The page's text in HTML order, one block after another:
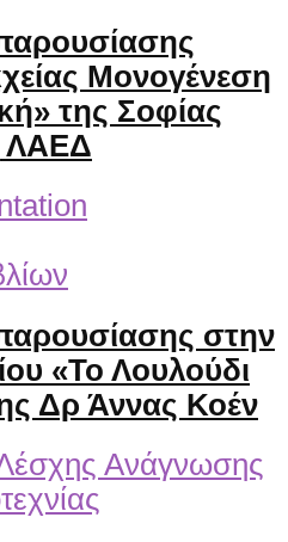
Μονογένεση
της Σοφίας
ΛΑΕΔ
στην
«Το Λουλούδι
Δρ Άννας Κοέν